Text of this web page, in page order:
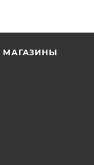
МАГАЗИНЫ